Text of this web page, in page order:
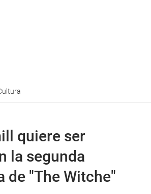
quiere ser
la segunda
de "The Witche"